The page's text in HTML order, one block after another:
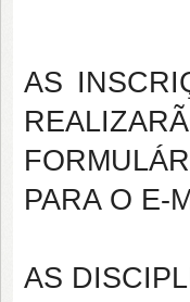
AS
PARA O E-
AS